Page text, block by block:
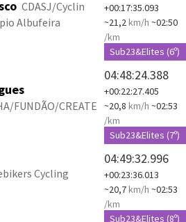
CDASJ/Cyclin
Albufeira
+00:17:35.093
~21,2km/h ~02:50
/km
Sub23&Elites (6º)
FUNDÃO/CREATE
04:48:24.388
+00:22:27.405
~20,8 km/h ~02:53
/km
Sub23&Elites (7º)
Cycling
04:49:32.996
+00:23:36.013
~20,7km/h ~02:53
/km
Sub23&Elites (8º)